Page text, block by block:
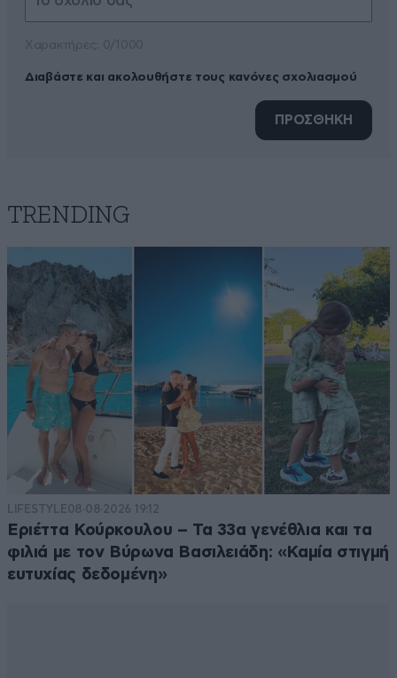
Διαβάστε και ακολουθήστε τους κανόνες σχολιασμού
ΠΡΟΣΘΗΚΗ
TRENDING
LIFESTYLE08·08·2026 19:12
Εριέττα Κούρκουλου – Τα 33α γενέθλια και τα
φιλιά με τον Βύρωνα Βασιλειάδη: «Καμία στιγμή
ευτυχίας δεδομένη»